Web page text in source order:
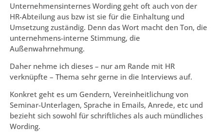
Unternehmensinternes Wording geht oft auch von der
HR-Abteilung aus bzw ist sie für die Einhaltung und
Umsetzung zuständig. Denn das Wort macht den Ton, die
unternehmens-interne Stimmung, die
Außenwahrnehmung.
Daher nehme ich dieses – nur am Rande mit HR
verknüpfte – Thema sehr gerne in die Interviews auf.
Konkret geht es um Gendern, Vereinheitlichung von
Seminar-Unterlagen, Sprache in Emails, Anrede, etc und
bezieht sich sowohl für schriftliches als auch mündliches
Wording.